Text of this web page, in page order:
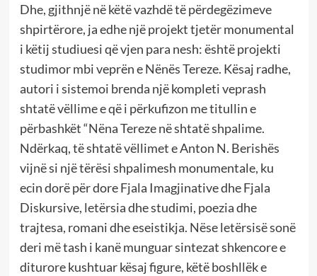
Dhe, gjithnjë në këtë vazhdë të përdegëzimeve
shpirtërore, ja edhe një projekt tjetër monumental
i këtij studiuesi që vjen para nesh: është projekti
studimor mbi veprën e Nënës Tereze. Kësaj radhe,
autori i sistemoi brenda një kompleti veprash
shtatë vëllime e që i përkufizon me titullin e
përbashkët “Nëna Tereze në shtatë shpalime.
Ndërkaq, të shtatë vëllimet e Anton N. Berishës
vijnë si një tërësi shpalimesh monumentale, ku
ecin dorë për dore Fjala Imagjinative dhe Fjala
Diskursive, letërsia dhe studimi, poezia dhe
trajtesa, romani dhe eseistikja. Nëse letërsisë sonë
deri më tash i kanë munguar sintezat shkencore e
diturore kushtuar kësaj figure, këtë boshllëk e